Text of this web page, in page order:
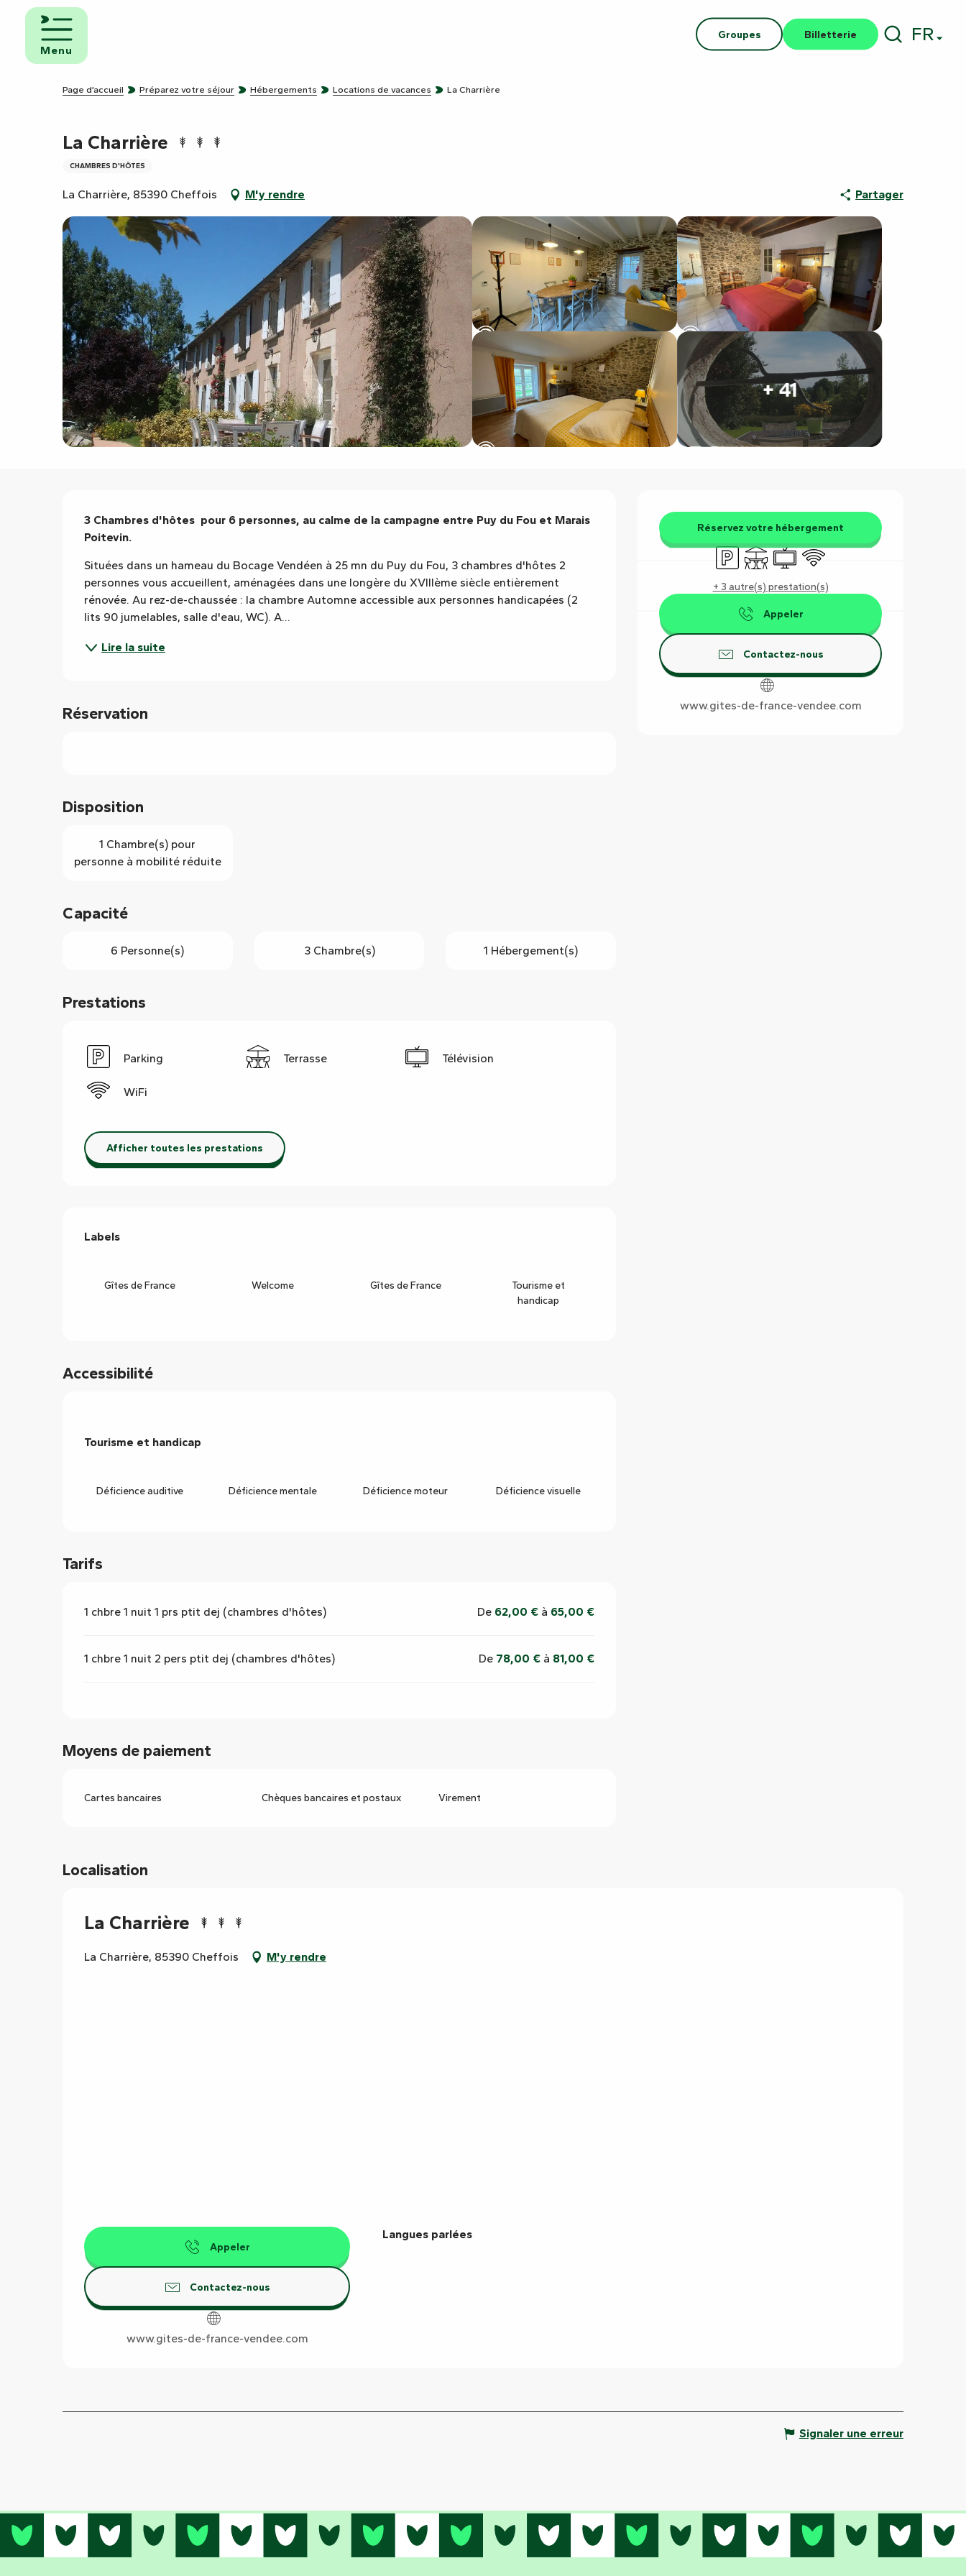
contenu
principal
Groupes Billetterie FR
Menu
Page d’accueil Préparez votre séjour Hébergements Locations de vacances La Charrière
La Charrière
CHAMBRES D'HÔTES
La Charrière, 85390 Cheffois M'y rendre Partager
+ 41
Ouverture et coordonnées
Réservez votre hébergement
ParkingTerrasseTélévision
WiFi
+ 3 autre(s) prestation(s)
Appeler
Contactez-nous
www.gites-de-france-vendee.com
Description
3 Chambres d'hôtes  pour 6 personnes, au calme de la campagne entre Puy du Fou et Marais
Poitevin.
Situées dans un hameau du Bocage Vendéen à 25 mn du Puy du Fou, 3 chambres d'hôtes 2
personnes vous accueillent, aménagées dans une longère du XVIIIème siècle entièrement
rénovée. Au rez-de-chaussée : la chambre Automne accessible aux personnes handicapées (2
lits 90 jumelables, salle d'eau, WC). A...
Lire la suite
Réservation
Disposition
1 Chambre(s) pour
personne à mobilité réduite
Capacité
6 Personne(s) 3 Chambre(s) 1 Hébergement(s)
Prestations
Parking Terrasse Télévision
WiFi
Afficher toutes les prestations
Offres de prestations
Labels
Labels
Gîtes de France Welcome Gîtes de France
Tourisme et
handicap
Accessibilité
Tourisme et handicap
Tourisme et handicap
Déficience auditive Déficience mentale Déficience moteur Déficience visuelle
Tarifs
1 chbre 1 nuit 1 prs ptit dej (chambres d'hôtes) De 62,00 € à 65,00 €
1 chbre 1 nuit 2 pers ptit dej (chambres d'hôtes) De 78,00 € à 81,00 €
Moyens de paiement
Cartes bancaires Chèques bancaires et postaux Virement
Localisation
La Charrière
La Charrière, 85390 Cheffois M'y rendre
Appeler
Contactez-nous
www.gites-de-france-vendee.com
Langues parlées
Langues parlées
Signaler une erreur